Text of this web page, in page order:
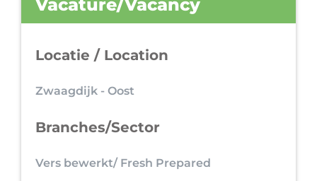
Vacature/Vacancy
Locatie / Location
Zwaagdijk - Oost
Branches/Sector
Vers bewerkt/ Fresh Prepared